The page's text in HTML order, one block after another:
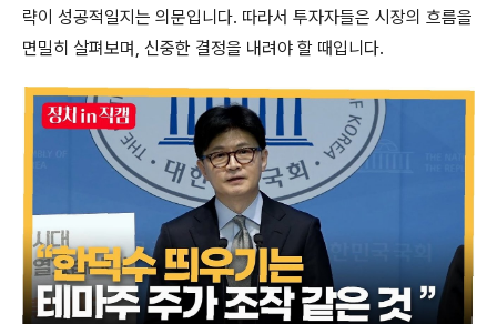
략이 성공적일지는 의문입니다. 따라서 투자자들은 시장의 흐름을
면밀히 살펴보며, 신중한 결정을 내려야 할 때입니다.